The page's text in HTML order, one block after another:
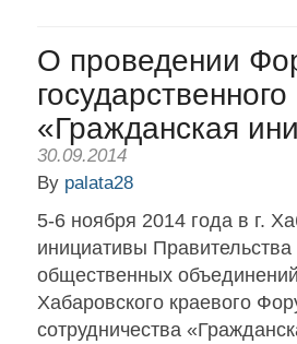
О проведении
«Гражданская
30.09.2014
By palata28
5-6 ноября 2014 года в г.
инициативы
общественных
Хабаровского краевого
сотрудничества